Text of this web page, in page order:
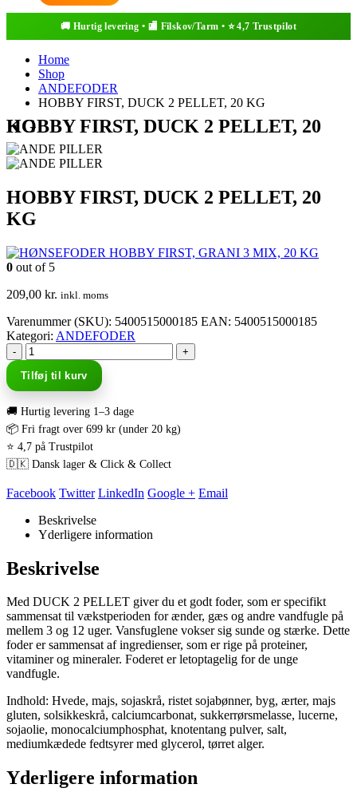
Home
Shop
ANDEFODER
HOBBY FIRST, DUCK 2 PELLET, 20 KG
HOBBY FIRST, DUCK 2 PELLET, 20 KG
HOBBY FIRST, DUCK 2 PELLET, 20
KG
HOBBY FIRST, GRANI 3 MIX, 20 KG
0 out of 5
209,00 kr. inkl. moms
Varenummer (SKU): 5400515000185 EAN: 5400515000185
Kategori: ANDEFODER
-
+
Tilføj til kurv
🚚 Hurtig levering 1–3 dage
📦 Fri fragt over 699 kr (under 20 kg)
⭐ 4,7 på Trustpilot
🇩🇰 Dansk lager & Click & Collect
Facebook Twitter LinkedIn Google + Email
Beskrivelse
Yderligere information
Beskrivelse
Med DUCK 2 PELLET giver du et godt foder, som er specifikt
sammensat til vækstperioden for ænder, gæs og andre vandfugle på
mellem 3 og 12 uger. Vansfuglene vokser sig sunde og stærke. Dette
foder er sammensat af ingredienser, som er rige på proteiner,
vitaminer og mineraler. Foderet er letoptagelig for de unge
vandfugle.
Indhold: Hvede, majs, sojaskrå, ristet sojabønner, byg, ærter, majs
gluten, solsikkeskrå, calciumcarbonat, sukkerrørsmelasse, lucerne,
sojaolie, monocalciumphosphat, knotentang pulver, salt,
mediumkædede fedtsyrer med glycerol, tørret alger.
Yderligere information